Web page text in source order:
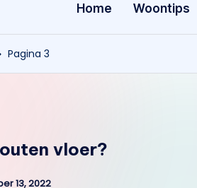
Home Woontips
Pagina 3
vloer?
13, 2022